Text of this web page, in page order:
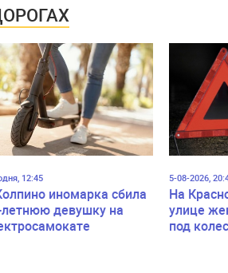
12:45
иномарка сбила
летнюю девушку на
5-08-2026,
На
улице
под